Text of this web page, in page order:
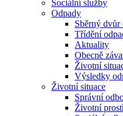
Sociální služby
Odpady
Sběrný dvůr
Třídění
Aktuality
Obecně
Životní
Výsledky
Životní situace
Správní
Životní